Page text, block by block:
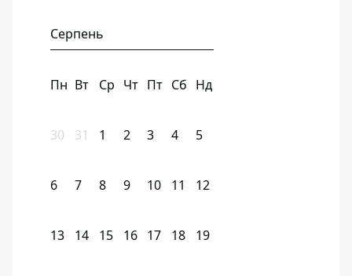
Серпень
Пн Вт Ср Чт Пт Сб Нд
30 31 1 2 3 4 5
6 7 8 9 10 11 12
13 14 15 16 17 18 19